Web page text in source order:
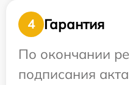
4
Гарантия
По окончании
подписания